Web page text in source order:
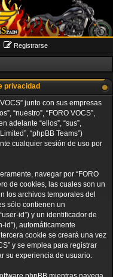
Registrarse
privacidad
junto con sus empresas
“nuestro”, “FORO VOCS”,
adelante “ellos”, “sus”,
“phpBB Teams”)
cualquier sesión de uso por
navegar por “FORO
de cookies, las cuales son un
los archivos temporales del
sólo contienen un
id”) y un identificador de
id”), automáticamente
cookie se creará una vez
y se emplea para registrar
su experiencia de usuario.